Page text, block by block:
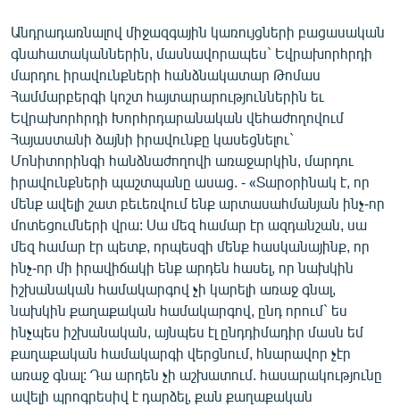
«Ազատության» բոլոր կայքերը
Անդրադառնալով միջազգային կառույցների բացասական
գնահատականներին, մասնավորապես` Եվրախորհրդի
մարդու իրավունքների հանձնակատար Թոմաս
Համմարբերգի կոշտ հայտարարություններին եւ
Եվրախորհրդի Խորհրդարանական վեհաժողովում
Հայաստանի ձայնի իրավունքը կասեցնելու`
Մոնիտորինգի հանձնաժողովի առաջարկին, մարդու
իրավունքների պաշտպանը ասաց. - «Տարօրինակ է, որ
մենք ավելի շատ բեւեռվում ենք արտասահմանյան ինչ-որ
մոտեցումների վրա: Սա մեզ համար էր ազդանշան, սա
մեզ համար էր պետք, որպեսզի մենք հասկանայինք, որ
ինչ-որ մի իրավիճակի ենք արդեն հասել, որ նախկին
իշխանական համակարգով չի կարելի առաջ գնալ,
նախկին քաղաքական համակարգով, ընդ որում` ես
ինչպես իշխանական, այնպես էլ ընդդիմադիր մասն եմ
քաղաքական համակարգի վերցնում, հնարավոր չէր
առաջ գնալ: Դա արդեն չի աշխատում. հասարակությունը
ավելի պրոգրեսիվ է դարձել, քան քաղաքական